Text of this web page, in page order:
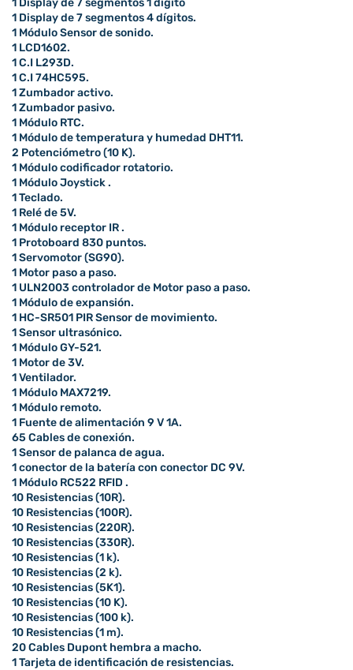
1 Display de 7 segmentos 4 dígitos.
1 Módulo Sensor de sonido.
1 LCD1602.
1 C.I L293D.
1 C.I 74HC595.
1 Zumbador activo.
1 Zumbador pasivo.
1 Módulo RTC.
1 Módulo de temperatura y humedad DHT11.
2 Potenciómetro (10 K).
1 Módulo codificador rotatorio.
1 Módulo Joystick .
1 Teclado.
1 Relé de 5V.
1 Módulo receptor IR .
1 Protoboard 830 puntos.
1 Servomotor (SG90).
1 Motor paso a paso.
1 ULN2003 controlador de Motor paso a paso.
1 Módulo de expansión.
1 HC-SR501 PIR Sensor de movimiento.
1 Sensor ultrasónico.
1 Módulo GY-521.
1 Motor de 3V.
1 Ventilador.
1 Módulo MAX7219.
1 Módulo remoto.
1 Fuente de alimentación 9 V 1A.
65 Cables de conexión.
1 Sensor de palanca de agua.
1 conector de la batería con conector DC 9V.
1 Módulo RC522 RFID .
10 Resistencias (10R).
10 Resistencias (100R).
10 Resistencias (220R).
10 Resistencias (330R).
10 Resistencias (1 k).
10 Resistencias (2 k).
10 Resistencias (5K1).
10 Resistencias (10 K).
10 Resistencias (100 k).
10 Resistencias (1 m).
20 Cables Dupont hembra a macho.
1 Tarjeta de identificación de resistencias.